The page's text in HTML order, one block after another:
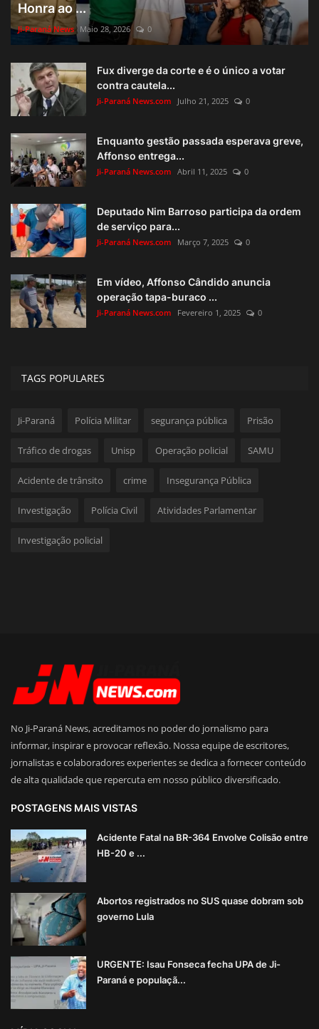
Honra ao ...
Ji-Paraná News Maio 28, 2026 0
Fux diverge da corte e é o único a votar
contra cautela...
Ji-Paraná News.com Julho 21, 2025 0
Enquanto gestão passada esperava greve,
Affonso entrega...
Ji-Paraná News.com Abril 11, 2025 0
Deputado Nim Barroso participa da ordem
de serviço para...
Ji-Paraná News.com Março 7, 2025 0
Em vídeo, Affonso Cândido anuncia
operação tapa-buraco ...
Ji-Paraná News.com Fevereiro 1, 2025 0
TAGS POPULARES
Ji-Paraná Polícia Militar segurança pública Prisão
Tráfico de drogas Unisp Operação policial SAMU
Acidente de trânsito crime Insegurança Pública
Investigação Polícia Civil Atividades Parlamentar
Investigação policial
No Ji-Paraná News, acreditamos no poder do jornalismo para
informar, inspirar e provocar reflexão. Nossa equipe de escritores,
jornalistas e colaboradores experientes se dedica a fornecer conteúdo
de alta qualidade que repercuta em nosso público diversificado.
POSTAGENS MAIS VISTAS
Acidente Fatal na BR-364 Envolve Colisão entre
HB-20 e ...
Abortos registrados no SUS quase dobram sob
governo Lula
URGENTE: Isau Fonseca fecha UPA de Ji-
Paraná e populaçã...